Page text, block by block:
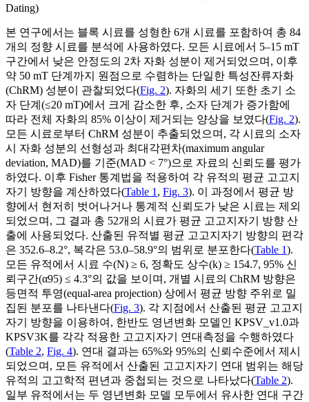
Dating)
본 연구에서는 블록 시료를 성형한 6개 시료를 포함하여 총 84
개의 정향 시료를 분석에 사용하였다. 모든 시료에서 5–15 mT
구간에서 낮은 안정도의 2차 자화 성분이 제거되었으며, 이후
약 50 mT 단계까지 원점으로 수렴하는 단일한 특성잔류자화
(ChRM) 성분이 관찰되었다(Fig. 2). 자화의 세기 또한 초기 소
자 단계(≤20 mT)에서 크게 감소한 후, 소자 단계가 증가함에
따라 전체 자화의 85% 이상이 제거되는 양상을 보였다(Fig. 2).
모든 시료로부터 ChRM 성분이 추출되었으며, 각 시료의 소자
시 자화 성분의 선형성과 최대각편차(maximum angular
deviation, MAD)를 기준(MAD < 7°)으로 자료의 신뢰도를 평가
하였다. 이후 Fisher 통계법을 적용하여 각 유적의 평균 고고지
자기 방향을 계산하였다(Table 1 , Fig. 3). 이 과정에서 평균 방
향에서 현저히 벗어나거나 통계적 신뢰도가 낮은 시료는 제외
되었으며, 그 결과 총 52개의 시료가 평균 고고지자기 방향 산
출에 사용되었다. 산출된 유적별 평균 고고지자기 방향의 편각
은 352.6–8.2°, 복각은 53.0–58.9°의 범위로 분포한다(Table 1).
모든 유적에서 시료 수(N) ≥ 6, 정확도 상수(k) ≥ 154.7, 95% 신
뢰구간(α95) ≤ 4.3°의 값을 보이며, 개별 시료의 ChRM 방향은
등면적 투영(equal-area projection) 상에서 평균 방향 주위로 밀
집된 분포를 나타낸다(Fig. 3). 각 지점에서 산출된 평균 고고지
자기 방향을 이용하여, 한반도 영년변화 모델인 KPSV_v1.0과
KPSV3K를 각각 적용한 고고지자기 연대측정을 수행하였다
(Table 2, Fig. 4). 연대 결과는 65%와 95%의 신뢰수준에서 제시
되었으며, 모든 유적에서 산출된 고고지자기 연대 범위는 해당
유적의 고고학적 편년과 중첩되는 것으로 나타났다(Table 2).
일부 유적에서는 두 영년변화 모델 모두에서 유사한 연대 구간